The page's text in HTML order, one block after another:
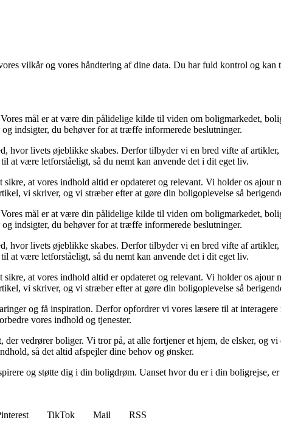
vilkår og vores håndtering af dine data. Du har fuld kontrol og kan
mål er at være din pålidelige kilde til viden om boligmarkedet,
indsigter, du behøver for at træffe informerede beslutninger.
hvor livets øjeblikke skabes. Derfor tilbyder vi en bred vifte af
at være letforståeligt, så du nemt kan anvende det i dit eget liv.
at vores indhold altid er opdateret og relevant. Vi holder os
vi skriver, og vi stræber efter at gøre din boligoplevelse så
mål er at være din pålidelige kilde til viden om boligmarkedet,
indsigter, du behøver for at træffe informerede beslutninger.
hvor livets øjeblikke skabes. Derfor tilbyder vi en bred vifte af
at være letforståeligt, så du nemt kan anvende det i dit eget liv.
at vores indhold altid er opdateret og relevant. Vi holder os
vi skriver, og vi stræber efter at gøre din boligoplevelse så
og få inspiration. Derfor opfordrer vi vores læsere til at
vores indhold og tjenester.
vedrører boliger. Vi tror på, at alle fortjener et hjem, de elsker, og
så det altid afspejler dine behov og ønsker.
og støtte dig i din boligdrøm. Uanset hvor du er i din boligrejse,
TikTok Mail
RSS